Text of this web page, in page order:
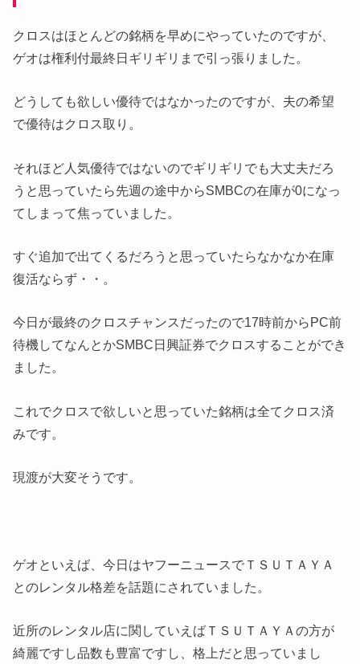
クロスはほとんどの銘柄を早めにやっていたのですが、
ゲオは権利付最終日ギリギリまで引っ張りました。
どうしても欲しい優待ではなかったのですが、夫の希望
で優待はクロス取り。
それほど人気優待ではないのでギリギリでも大丈夫だろ
うと思っていたら先週の途中からSMBCの在庫が0になっ
てしまって焦っていました。
すぐ追加で出てくるだろうと思っていたらなかなか在庫
復活ならず・・。
今日が最終のクロスチャンスだったので17時前からPC前
待機してなんとかSMBC日興証券でクロスすることができ
ました。
これでクロスで欲しいと思っていた銘柄は全てクロス済
みです。
現渡が大変そうです。
ゲオといえば、今日はヤフーニュースでＴＳＵＴＡＹＡ
とのレンタル格差を話題にされていました。
近所のレンタル店に関していえばＴＳＵＴＡＹＡの方が
綺麗ですし品数も豊富ですし、格上だと思っていまし